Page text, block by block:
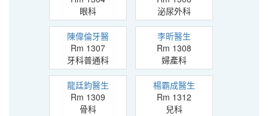
眼科
泌尿外科
陳偉倫牙醫
Rm 1307
牙科普通科
李昕醫生
Rm 1308
婦產科
龍廷鈞醫生
Rm 1309
骨科
楊霸成醫生
Rm 1312
兒科